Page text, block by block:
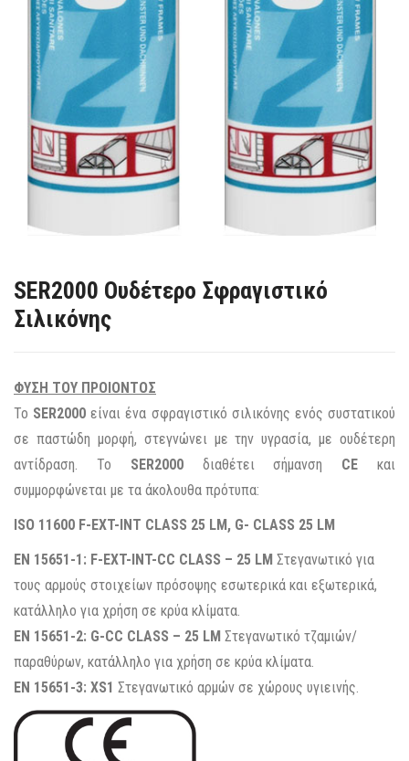
SER2000 Ουδέτερο Σφραγιστικό
Σιλικόνης
ΦΥΣΗ ΤΟΥ ΠΡΟΙΟΝΤΟΣ
Το SER2000είναι ένα σφραγιστικό σιλικόνης ενός συστατικού
σε παστώδη μορφή, στεγνώνει με την υγρασία, με ουδέτερη
αντίδραση. To SER2000διαθέτει σήμανση CE και
συμμορφώνεται με τα άκολουθα πρότυπα:
ISO 11600 F-EXT-INT CLASS 25 LM, G- CLASS 25 LM
EN 15651-1: F-EXT-INT-CC CLASS – 25 LM Στεγανωτικό για
τους αρμούς στοιχείων πρόσοψης εσωτερικά και εξωτερικά,
κατάλληλο για χρήση σε κρύα κλίματα.
EN 15651-2: G-CC CLASS – 25 LM Στεγανωτικό τζαμιών/
παραθύρων, κατάλληλο για χρήση σε κρύα κλίματα.
EN 15651-3: XS1 Στεγανωτικό αρμών σε χώρους υγιεινής.